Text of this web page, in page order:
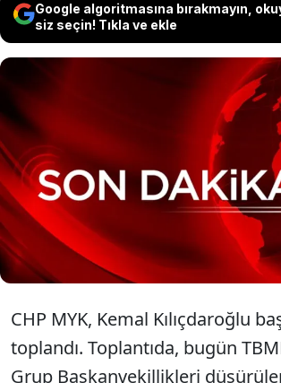
Google algoritmasına bırakmayın,
siz seçin! Tıkla ve ekle
Mahkeme kararıyla CHP Genel
Kemal Kılıçdaroğlu'nun
MYK'sı, çarşamba günü 9 CHP'li
üyeliğini askıya almış ve kesin
Disiplin Kurulu'na (YDK) sevk
yeniden toplanan MYK'da yeniden
belediye başkanları ve il başkanları
alınacağı konuşuluyordu. MYK
Müslim Sarı'nın açıklama
medyadan duyuru paylaşacağı
CHP MYK, Kemal Kılıçdaroğlu
toplandı. Toplantıda, bugün
Grup Başkanvekillikleri